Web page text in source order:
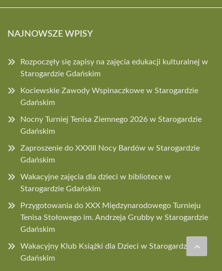
NAJNOWSZE WPISY
Rozpoczęły się zapisy na zajęcia edukacji kulturalnej w
Starogardzie Gdańskim
Kociewskie Zawody Wspinaczkowe w Starogardzie
Gdańskim
Nocny Turniej Tenisa Ziemnego 2026 w Starogardzie
Gdańskim
Zaproszenie do XXXIII Nocy Bardów w Starogardzie
Gdańskim
Wakacyjne zajęcia dla dzieci w bibliotece w
Starogardzie Gdańskim
Przygotowania do XXX Międzynarodowego Turnieju
Tenisa Stołowego im. Andrzeja Grubby w Starogardzie
Gdańskim
Wakacyjny Klub Książki dla Dzieci w Starogardzie
Gdańskim